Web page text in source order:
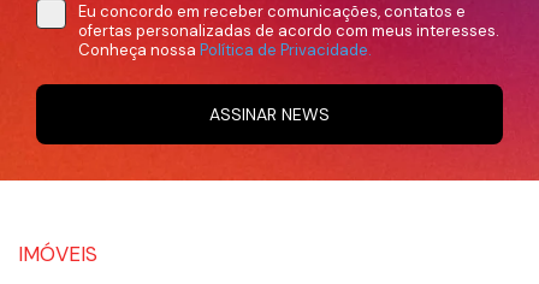
Eu concordo em receber comunicações, contatos e
ofertas personalizadas de acordo com meus interesses.
Conheça nossa Política de Privacidade.
ASSINAR NEWS
IMÓVEIS